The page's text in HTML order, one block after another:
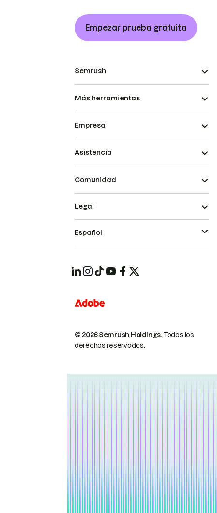
Empezar prueba gratuita
Semrush
Más herramientas
Empresa
Asistencia
Comunidad
© 2026 Semrush Holdings.Todos los
derechos reservados.
Legal
Español